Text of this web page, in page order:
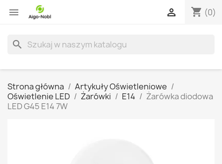
 shopping_cart (0)

search
Strona główna
Artykuły Oświetleniowe
Oświetlenie LED
Żarówki E14
Żarówka diodowa
LED G45 E14 7W